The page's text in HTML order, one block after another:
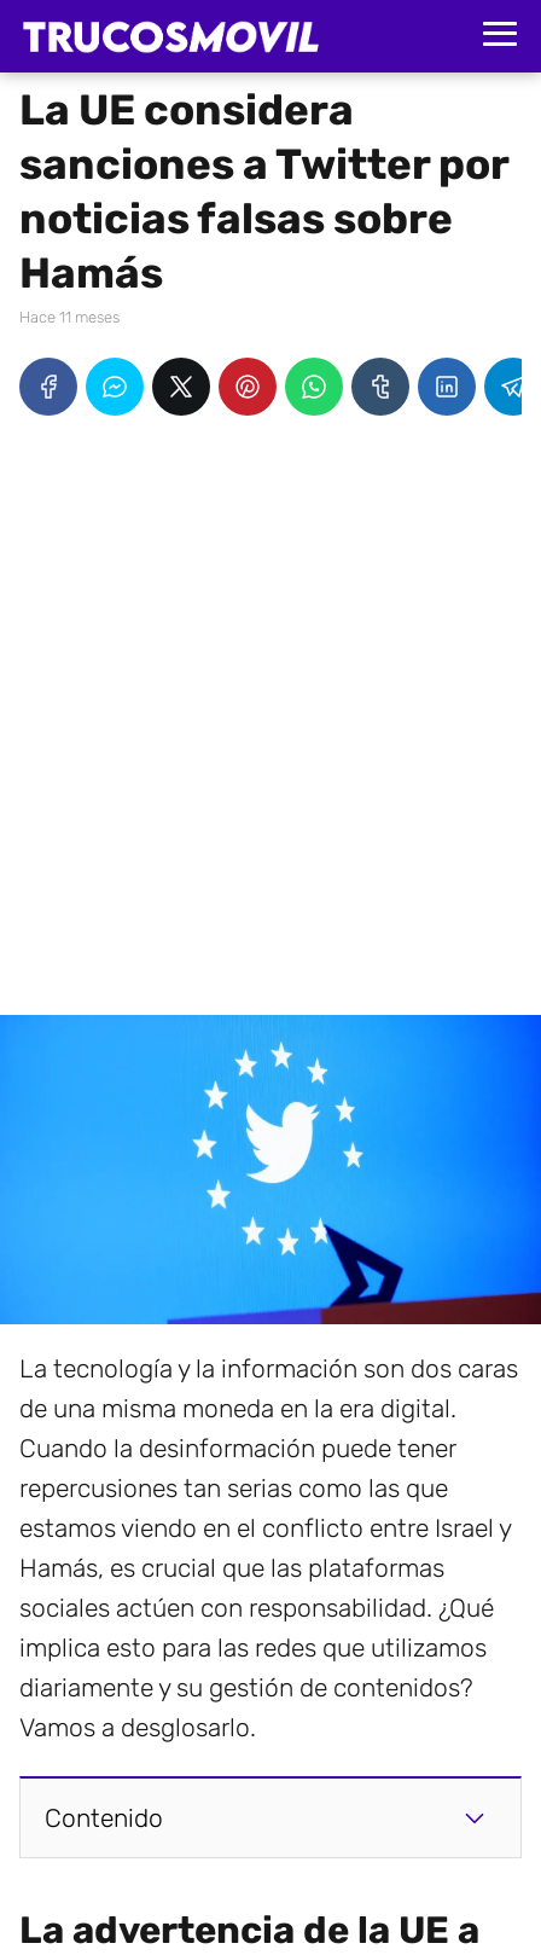
La UE considera
sanciones a Twitter por
noticias falsas sobre
Hamás
hace 11 meses
La tecnología y la información son dos caras
de una misma moneda en la era digital.
Cuando la desinformación puede tener
repercusiones tan serias como las que
estamos viendo en el conflicto entre Israel y
Hamás, es crucial que las plataformas
sociales actúen con responsabilidad. ¿Qué
implica esto para las redes que utilizamos
diariamente y su gestión de contenidos?
Vamos a desglosarlo.
Contenido
La advertencia de la UE a